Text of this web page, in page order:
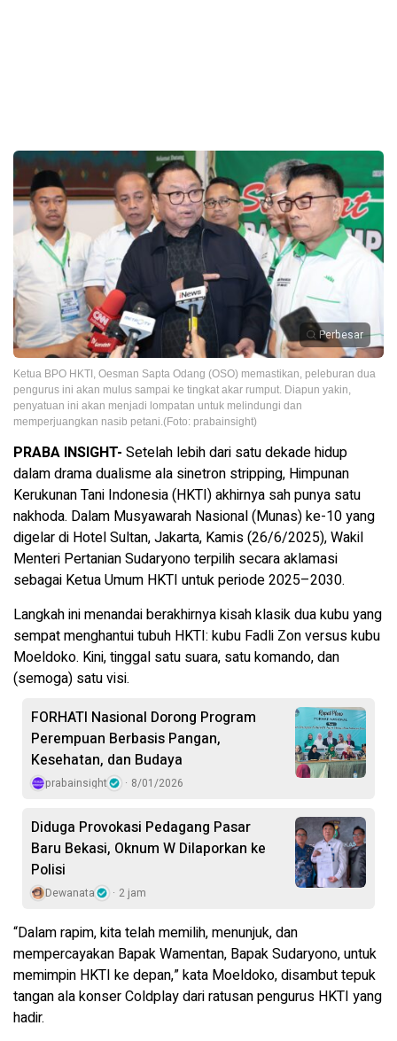
Perbesar
‎Ketua BPO HKTI, Oesman Sapta Odang (OSO) memastikan, peleburan dua
pengurus ini akan mulus sampai ke tingkat akar rumput. Diapun yakin,
penyatuan ini akan menjadi lompatan untuk melindungi dan
memperjuangkan nasib petani.(Foto: prabainsight)
PRABA INSIGHT- Setelah lebih dari satu dekade hidup
dalam drama dualisme ala sinetron stripping, Himpunan
Kerukunan Tani Indonesia (HKTI) akhirnya sah punya satu
nakhoda. Dalam Musyawarah Nasional (Munas) ke-10 yang
digelar di Hotel Sultan, Jakarta, Kamis (26/6/2025), Wakil
Menteri Pertanian Sudaryono terpilih secara aklamasi
sebagai Ketua Umum HKTI untuk periode 2025–2030.
Langkah ini menandai berakhirnya kisah klasik dua kubu yang
sempat menghantui tubuh HKTI: kubu Fadli Zon versus kubu
Moeldoko. Kini, tinggal satu suara, satu komando, dan
(semoga) satu visi.
FORHATI Nasional Dorong Program
Perempuan Berbasis Pangan,
Kesehatan, dan Budaya
prabainsight 8/01/2026
Diduga Provokasi Pedagang Pasar
Baru Bekasi, Oknum W Dilaporkan ke
Polisi
Dewanata 2 jam
“Dalam rapim, kita telah memilih, menunjuk, dan
mempercayakan Bapak Wamentan, Bapak Sudaryono, untuk
memimpin HKTI ke depan,” kata Moeldoko, disambut tepuk
tangan ala konser Coldplay dari ratusan pengurus HKTI yang
hadir.